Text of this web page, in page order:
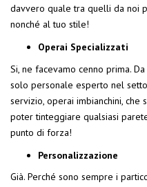
davvero quale tra quelli da noi
nonché al tuo stile!
Operai Specializzati
Si, ne facevamo cenno prima.
solo personale esperto nel
servizio, operai imbianchini,
poter tinteggiare qualsiasi
punto di forza!
Personalizzazione
Già. Perché sono sempre i